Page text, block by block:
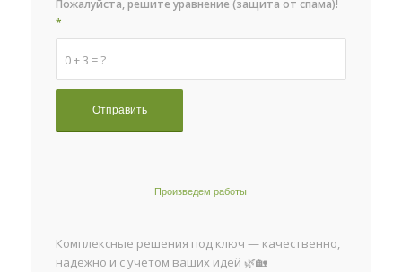
0 + 3 = ?
Пожалуйста, решите уравнение (защита от спама)!
*
Произведем работы
Комплексные решения под ключ — качественно,
надёжно и с учётом ваших идей 🌿🏡